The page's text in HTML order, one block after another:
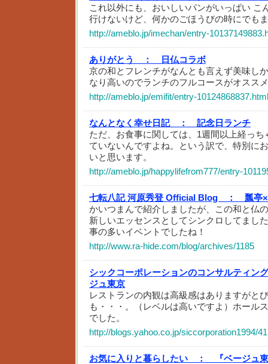
これ以外にも、おいしいパンがいっぱい こ
行けないけど、何かのごほうびの時にでも
http://ameblo.jp/imechan/entry-
ありがとう ：
日仏コラボ
京の和とフレンチがなんとも言えず美味し
なり高いのでランチのフルコースがオスス
http://ameblo.jp/emifit/entry-10124868837.html
なんとなく幸せ日記 ：
記念日ランチ
ただ、お食事に関しては、1週間以上経っ
ていないんですよね。という訳で、特別に
いと思います。
http://ameblo.jp/happylifefrom777/entry-
七転八記 河原秀登 Official Blog ：
瓢亭
かいつまんで紹介しましたが、この和と仏
新しいエッセンスとしてシンクロしてまし
事の多いイベントでしたね！
http://www.ra-hide.com/blog/archives/1185
シックコーポレーションのコンサルティン
ジュ東京
レストランの内観は高級感はありますがと
も・・・。（レベルは高いですよ）ホール
でした。
http://blogs.yahoo.co.jp/siccorporation1994/
お気に入りと暮らしたい ：
『ベージュ